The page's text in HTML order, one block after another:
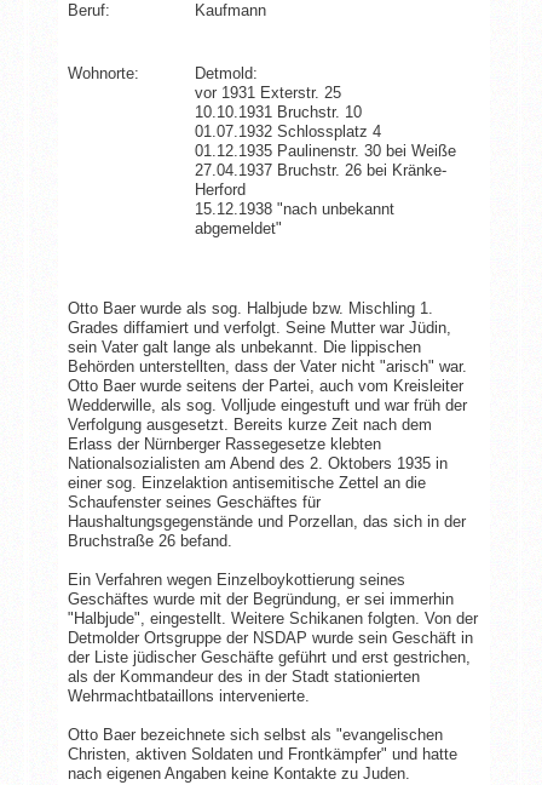
Beruf:
Kaufmann
Wohnorte:
Detmold:
vor 1931 Exterstr. 25
10.10.1931 Bruchstr. 10
01.07.1932 Schlossplatz 4
01.12.1935 Paulinenstr. 30 bei Weiße
27.04.1937 Bruchstr. 26 bei Kränke-
Herford
15.12.1938 "nach unbekannt
abgemeldet"
Otto Baer wurde als sog. Halbjude bzw. Mischling 1.
Grades diffamiert und verfolgt. Seine Mutter war Jüdin,
sein Vater galt lange als unbekannt. Die lippischen
Behörden unterstellten, dass der Vater nicht "arisch" war.
Otto Baer wurde seitens der Partei, auch vom Kreisleiter
Wedderwille, als sog. Volljude eingestuft und war früh der
Verfolgung ausgesetzt. Bereits kurze Zeit nach dem
Erlass der Nürnberger Rassegesetze klebten
Nationalsozialisten am Abend des 2. Oktobers 1935 in
einer sog. Einzelaktion antisemitische Zettel an die
Schaufenster seines Geschäftes für
Haushaltungsgegenstände und Porzellan, das sich in der
Bruchstraße 26 befand.
Ein Verfahren wegen Einzelboykottierung seines
Geschäftes wurde mit der Begründung, er sei immerhin
"Halbjude", eingestellt. Weitere Schikanen folgten. Von der
Detmolder Ortsgruppe der NSDAP wurde sein Geschäft in
der Liste jüdischer Geschäfte geführt und erst gestrichen,
als der Kommandeur des in der Stadt stationierten
Wehrmachtbataillons intervenierte.
Otto Baer bezeichnete sich selbst als "evangelischen
Christen, aktiven Soldaten und Frontkämpfer" und hatte
nach eigenen Angaben keine Kontakte zu Juden.